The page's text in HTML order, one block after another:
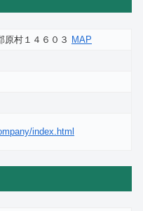
原村１４６０３ MAP
index.html